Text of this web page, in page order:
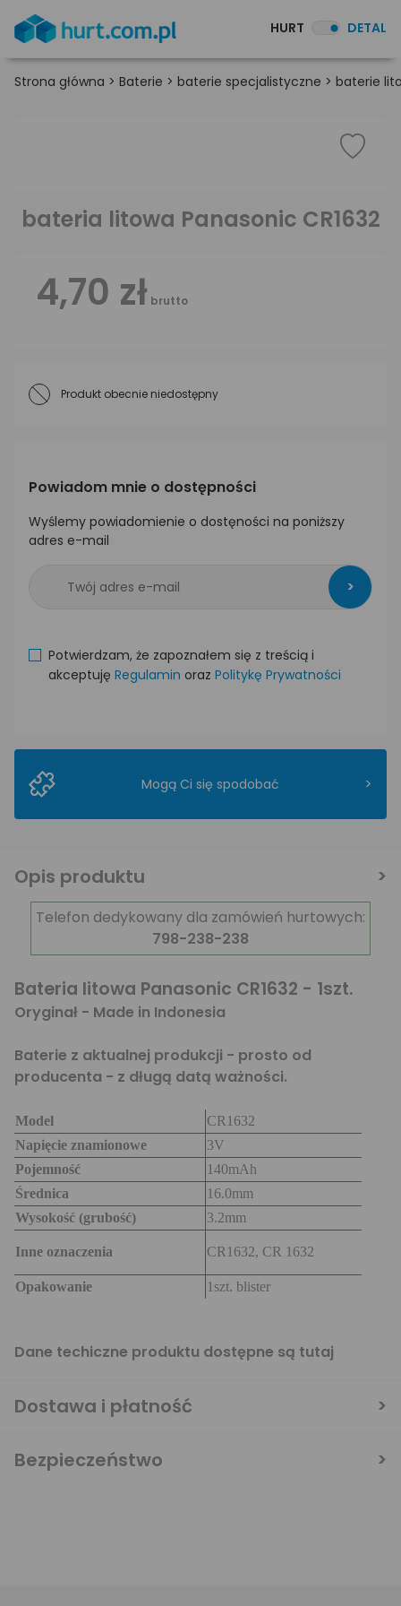
HURT DETAL
Strona główna > Baterie > baterie specjalistyczne > baterie
bateria litowa Panasonic CR1632
4,70 zł brutto
Produkt obecnie niedostępny
Powiadom mnie o dostępności
Wyślemy powiadomienie o dostęności na poniższy
adres e-mail
>
Potwierdzam, że zapoznałem się z treścią i
akceptuję Regulamin oraz Politykę Prywatności
Mogą Ci się spodobać >
Opis produktu
Telefon dedykowany dla zamówień hurtowych:
798-238-238
Bateria litowa Panasonic CR1632 - 1szt.
Oryginał - Made in Indonesia
Baterie z aktualnej produkcji - prosto od
producenta - z długą datą ważności.
Model
CR1632
Napięcie znamionowe
3V
Pojemność
140mAh
Średnica
16.0mm
Wysokość (grubość)
3.2mm
Inne oznaczenia CR1632, CR 1632
Opakowanie 1szt. blister
Dane techiczne produktu dostępne są tutaj
Dostawa i płatność
Bezpieczeństwo